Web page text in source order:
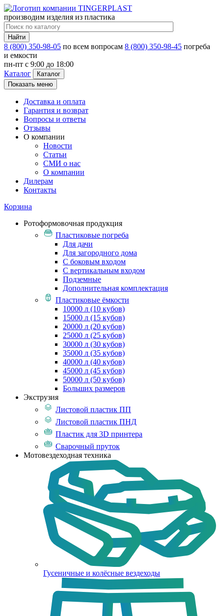
производим изделия из пластика
Найти
8 (800) 350-98-05 по всем вопросам 8 (800) 350-98-45 погреба
и емкости
пн-пт c 9:00 до 18:00
Каталог
Каталог
Показать меню
Доставка и оплата
Гарантия и возврат
Вопросы и ответы
Отзывы
О компании
Новости
Статьи
СМИ о нас
О компании
Дилерам
Контакты
Корзина
Ротоформовочная продукция
Пластиковые погреба
Для дачи
Для загородного дома
С боковым входом
С вертикальным входом
Подземные
Дополнительная комплектация
Пластиковые ёмкости
10000 л (10 кубов)
15000 л (15 кубов)
20000 л (20 кубов)
25000 л (25 кубов)
30000 л (30 кубов)
35000 л (35 кубов)
40000 л (40 кубов)
45000 л (45 кубов)
50000 л (50 кубов)
Больших размеров
Экструзия
Листовой пластик ПП
Листовой пластик ПНД
Пластик для 3D принтера
Сварочный пруток
Мотовездеходная техника
Гусеничные и колёсные вездеходы